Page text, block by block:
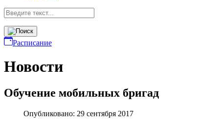
Расписание
Новости
Обучение мобильных бригад
Опубликовано: 29 сентября 2017